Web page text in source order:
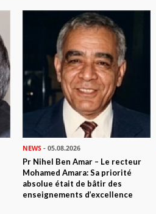
NEWS - 05.08.2026
Pr Nihel Ben Amar – Le recteur
Mohamed Amara: Sa priorité
absolue était de bâtir des
enseignements d’excellence